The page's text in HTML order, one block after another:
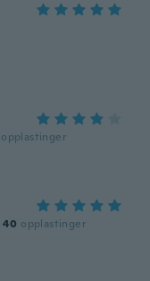
opplastinger
40 opplastinger